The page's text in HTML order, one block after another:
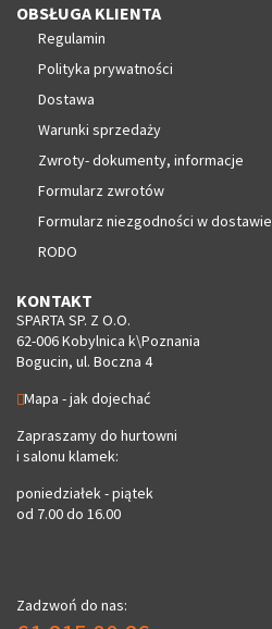
OBSŁUGA KLIENTA
Regulamin
Polityka prywatności
Dostawa
Warunki sprzedaży
Zwroty- dokumenty, informacje
Formularz zwrotów
Formularz niezgodności w dostawie
RODO
KONTAKT
SPARTA SP. Z O.O.
62-006 Kobylnica k\Poznania
Bogucin, ul. Boczna 4
Mapa - jak dojechać
Zapraszamy do hurtowni
i salonu klamek:
poniedziałek - piątek
od 7.00 do 16.00
Zadzwoń do nas: